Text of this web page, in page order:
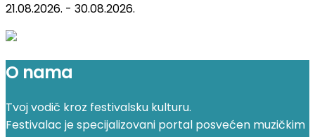
21.08.2026. - 30.08.2026.
O nama
Tvoj vodič kroz festivalsku kulturu.
Festivalac je specijalizovani portal posvećen muzičkim